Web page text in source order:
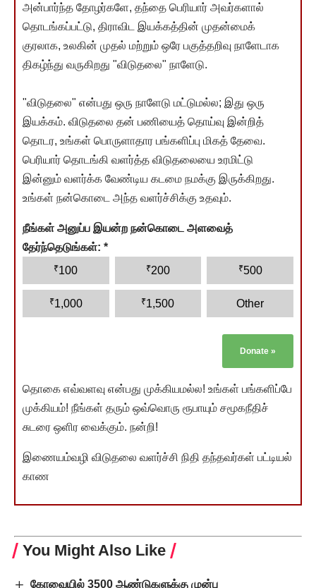
அன்பார்ந்த தோழர்களே, தந்தை பெரியார் அவர்களால்
தொடங்கப்பட்டு, திராவிட இயக்கத்தின் முதன்மைக்
குரலாக, உலகின் முதல் மற்றும் ஒரே பகுத்தறிவு நாளேடாக
திகழ்ந்து வருகிறது "விடுதலை" நாளேடு.
"விடுதலை" என்பது ஒரு நாளேடு மட்டுமல்ல; இது ஒரு
இயக்கம். விடுதலை தன் பணியைத் தொய்வு இன்றித்
தொடர, உங்கள் பொருளாதார பங்களிப்பு மிகத் தேவை.
பெரியார் தொடங்கி வளர்த்த விடுதலையை உரமிட்டு
இன்னும் வளர்க்க வேண்டிய கடமை நமக்கு இருக்கிறது.
உங்கள் நன்கொடை அந்த வளர்ச்சிக்கு உதவும்.
நீங்கள் அனுப்ப இயன்ற நன்கொடை அளவைத்
தேர்ந்தெடுங்கள்: *
₹100 ₹200 ₹500
₹1,000 ₹1,500 Other
Donate »
தொகை எவ்வளவு என்பது முக்கியமல்ல! உங்கள் பங்களிப்பே
முக்கியம்! நீங்கள் தரும் ஒவ்வொரு ரூபாயும் சமூகநீதிச்
சுடரை ஒளிர வைக்கும். நன்றி!
இணையம்வழி விடுதலை வளர்ச்சி நிதி தந்தவர்கள் பட்டியல்
காண
You Might Also Like
கோவையில் 3500 ஆண்டுகளுக்கு முன்பு